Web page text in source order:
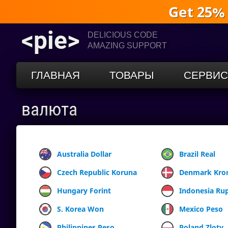
Get
<pie>
DELICIOUS CODE
AMAZING SUPPORT
ГЛАВНАЯ ТОВАРЫ
валюта
Australia Dollar Brazil Real
Czech Republic Koruna
Denmark
Hungary Forint
Indonesia
S. Korea Won
Mexico Peso